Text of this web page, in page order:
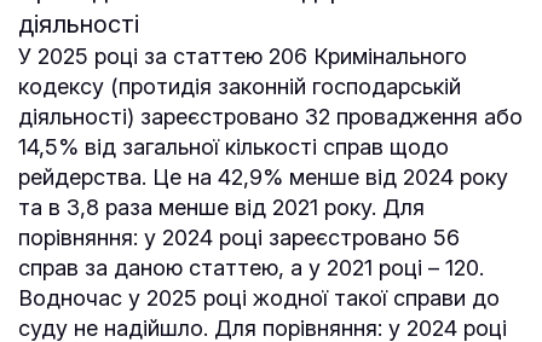
діяльності
У 2025 році за статтею 206 Кримінального
кодексу (протидія законній господарській
діяльності) зареєстровано 32 провадження або
14,5% від загальної кількості справ щодо
рейдерства. Це на 42,9% менше від 2024 року
та в 3,8 раза менше від 2021 року. Для
порівняння: у 2024 році зареєстровано 56
справ за даною статтею, а у 2021 році – 120.
Водночас у 2025 році жодної такої справи до
суду не надійшло. Для порівняння: у 2024 році